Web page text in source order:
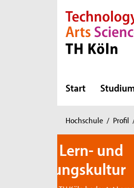
Direkt zur
Direkt zur
Direkt zum Inhalt
Direkt zum
Start
Sie
sind
Hochschule / Profil